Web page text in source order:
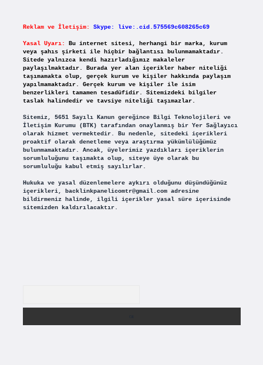
Reklam ve İletişim: Skype: live:.cid.575569c608265c69
Yasal Uyarı:
Bu internet sitesi, herhangi bir marka, kurum
veya şahıs şirketi ile hiçbir bağlantısı bulunmamaktadır.
Sitede yalnızca kendi hazırladığımız makaleler
paylaşılmaktadır. Burada yer alan içerikler haber niteliği
taşımamakta olup, gerçek kurum ve kişiler hakkında paylaşım
yapılmamaktadır. Gerçek kurum ve kişiler ile isim
benzerlikleri tamamen tesadüfidir. Sitemizdeki bilgiler
taslak halindedir ve tavsiye niteliği taşımazlar.
Sitemiz, 5651 Sayılı Kanun gereğince Bilgi Teknolojileri ve
İletişim Kurumu (BTK) tarafından onaylanmış bir Yer Sağlayıcı
olarak hizmet vermektedir. Bu nedenle, sitedeki içerikleri
proaktif olarak denetleme veya araştırma yükümlülüğümüz
bulunmamaktadır. Ancak, üyelerimiz yazdıkları içeriklerin
sorumluluğunu taşımakta olup, siteye üye olarak bu
sorumluluğu kabul etmiş sayılırlar.
Hukuka ve yasal düzenlemelere aykırı olduğunu düşündüğünüz
içerikleri, backlinkpanelicomtr@gmail.comadresine
bildirmeniz halinde, ilgili içerikler yasal süre içerisinde
sitemizden kaldırılacaktır.